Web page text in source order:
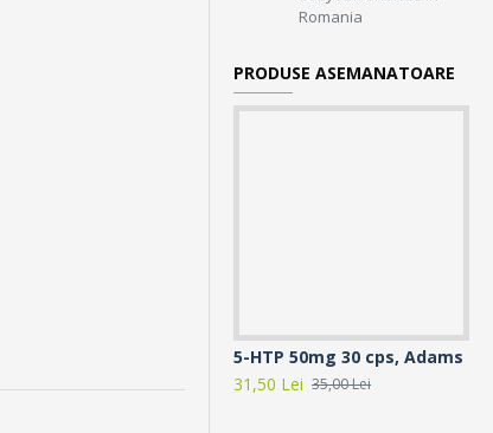
Romania
PRODUSE ASEMANATOARE
5-HTP 50mg 30 cps, Adams
31,50 Lei 35,00 Lei